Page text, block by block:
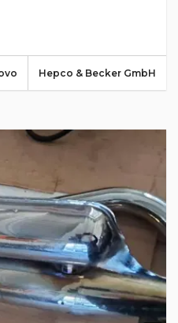
Hepco & Becker GmbH